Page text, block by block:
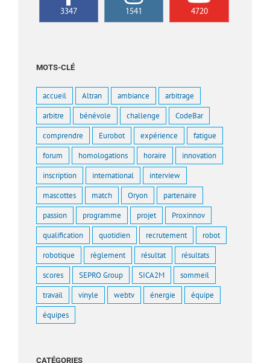
3347 1541 4720
MOTS-CLÉ
accueil Altran ambiance arbitrage
arbitre bénévole challenge CodeBar
comprendre Eurobot expérience fatigue
forum homologations horaire innovation
inscription international interview
mascottes match Oryon partenaire
passion programme projet Proxinnov
qualification quotidien recrutement robot
robotique règlement résultat résultats
scores SEPRO Group SICA2M sommeil
travail vinyle webtv énergie équipe
équipes
CATÉGORIES